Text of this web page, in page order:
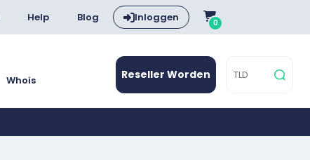
Help Blog Inloggen 0
Whois Reseller Worden